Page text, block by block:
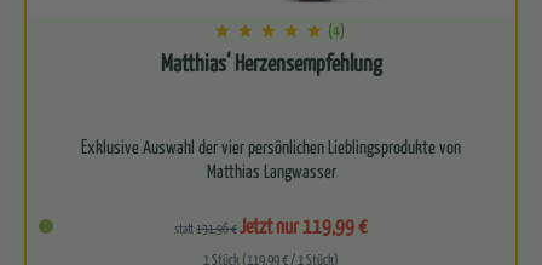
(4)
Matthias‘ Herzensempfehlung
Exklusive Auswahl der vier persönlichen Lieblingsprodukte von
Matthias Langwasser
Kraftvolles Quartett aus…
statt131,96 €Jetzt nur 119,99 €
1 Stück (119,99 € / 1 Stück)